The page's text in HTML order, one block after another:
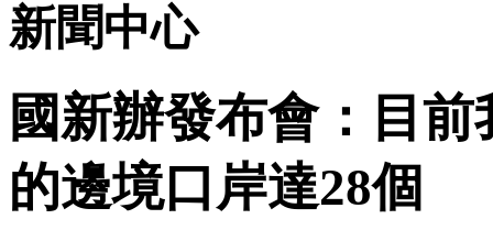
新聞中心
國新辦發布會：目
的邊境口岸達28個